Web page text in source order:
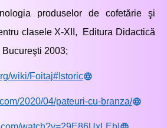
produselor de cofetărie şi
clasele X-XII, Editura Didactică
2003;
wiki/Foitaj#Istoric
2020/04/pateuri-cu-branza/